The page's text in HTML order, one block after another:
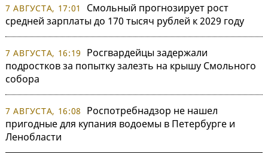
7 АВГУСТА, 17:01
Смольный прогнозирует рост
средней зарплаты до 170 тысяч рублей к 2029 году
7 АВГУСТА, 16:19
Росгвардейцы задержали
подростков за попытку залезть на крышу Смольного
собора
7 АВГУСТА, 16:08
Роспотребнадзор не нашел
пригодные для купания водоемы в Петербурге и
Ленобласти